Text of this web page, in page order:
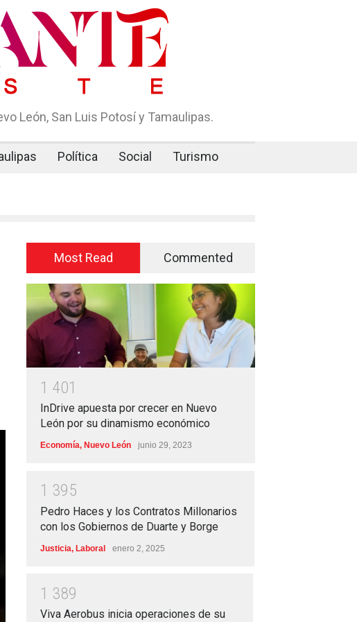
León, San Luis Potosí y Tamaulipas.
Política Social Turismo
Most Read Commented
1 401
InDrive apuesta por crecer en Nuevo
León por su dinamismo económico
Economía, Nuevo León junio 29, 2023
1 395
Pedro Haces y los Contratos Millonarios
con los Gobiernos de Duarte y Borge
Justicia, Laboral enero 2, 2025
1 389
Viva Aerobus inicia operaciones de su